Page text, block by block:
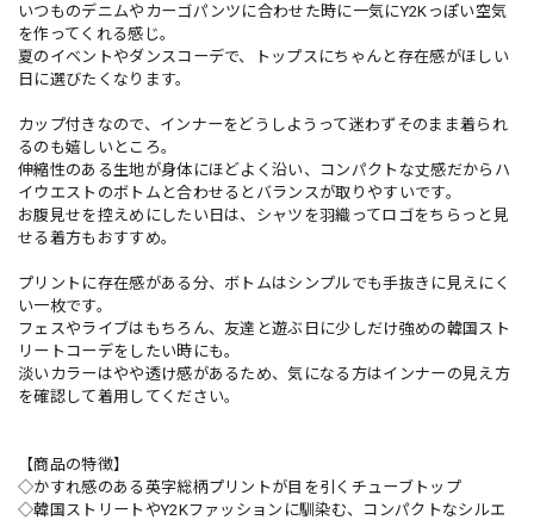
いつものデニムやカーゴパンツに合わせた時に一気にY2Kっぽい空気
を作ってくれる感じ。
夏のイベントやダンスコーデで、トップスにちゃんと存在感がほしい
日に選びたくなります。
カップ付きなので、インナーをどうしようって迷わずそのまま着られ
るのも嬉しいところ。
伸縮性のある生地が身体にほどよく沿い、コンパクトな丈感だからハ
イウエストのボトムと合わせるとバランスが取りやすいです。
お腹見せを控えめにしたい日は、シャツを羽織ってロゴをちらっと見
せる着方もおすすめ。
プリントに存在感がある分、ボトムはシンプルでも手抜きに見えにく
い一枚です。
フェスやライブはもちろん、友達と遊ぶ日に少しだけ強めの韓国スト
リートコーデをしたい時にも。
淡いカラーはやや透け感があるため、気になる方はインナーの見え方
を確認して着用してください。
【商品の特徴】
◇かすれ感のある英字総柄プリントが目を引くチューブトップ
◇韓国ストリートやY2Kファッションに馴染む、コンパクトなシルエ